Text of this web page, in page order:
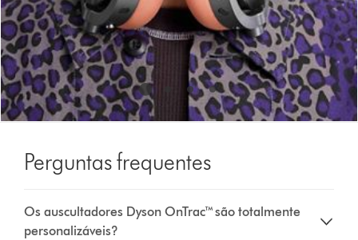
Perguntas frequentes
Os auscultadores Dyson OnTrac™ são totalmente
personalizáveis?